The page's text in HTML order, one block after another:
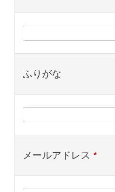
ふりがな
メールアドレス *